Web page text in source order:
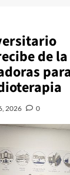
de la
2026 0